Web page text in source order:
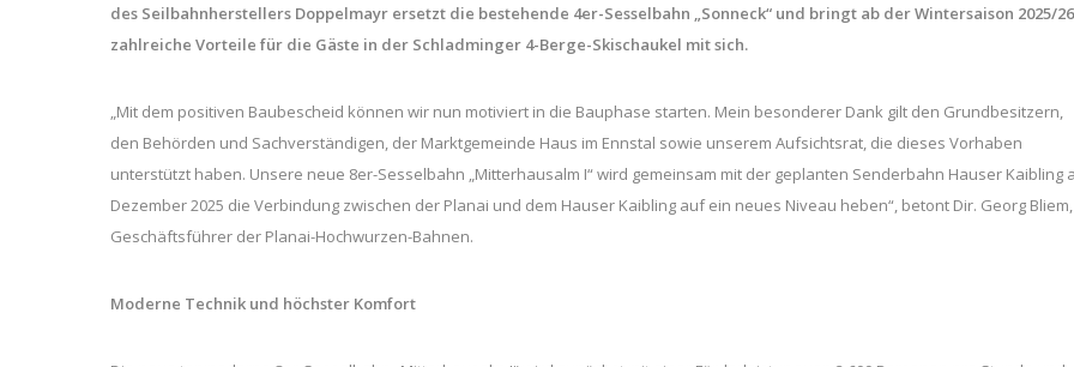
des Seilbahnherstellers Doppelmayr ersetzt die bestehende 4er-Sesselbahn „Sonneck“ und bringt ab der Wintersaison 2025/26
zahlreiche Vorteile für die Gäste in der Schladminger 4-Berge-Skischaukel mit sich.
„Mit dem positiven Baubescheid können wir nun motiviert in die Bauphase starten. Mein besonderer Dank gilt den Grundbesitzern,
den Behörden und Sachverständigen, der Marktgemeinde Haus im Ennstal sowie unserem Aufsichtsrat, die dieses Vorhaben
unterstützt haben. Unsere neue 8er-Sesselbahn „Mitterhausalm I“ wird gemeinsam mit der geplanten Senderbahn Hauser Kaibling
Dezember 2025 die Verbindung zwischen der Planai und dem Hauser Kaibling auf ein neues Niveau heben“, betont Dir. Georg Bliem,
Geschäftsführer der Planai-Hochwurzen-Bahnen.
Moderne Technik und höchster Komfort